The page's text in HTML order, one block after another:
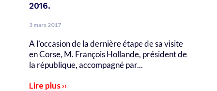
2016.
3 mars 2017
A l’occasion de la dernière étape de sa visite
en Corse, M. François Hollande, président de
la république, accompagné par...
Lire plus ››